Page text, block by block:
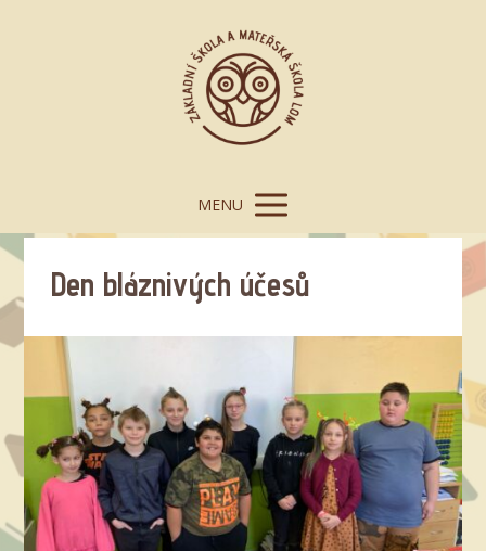
MENU
Den bláznivých účesů